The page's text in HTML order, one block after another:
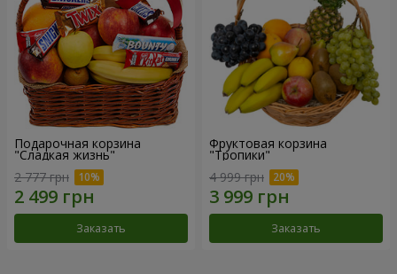
Подарочная корзина
"Сладкая жизнь"
2 777 грн
Заказать
Фруктовая корзина
"Тропики"
4 999 грн
Заказать